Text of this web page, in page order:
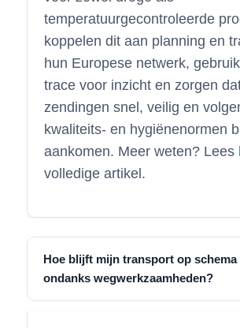
temperatuurgecontroleerde
koppelen dit aan planning en
hun Europese netwerk,
trace voor inzicht en zorgen
zendingen snel, veilig en
kwaliteits- en hygiënenormen
aankomen. Meer weten? Lees
volledige artikel.
Hoe blijft mijn transport op schema
ondanks wegwerkzaamheden?